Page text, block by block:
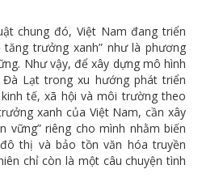
chung đó, Việt Nam đang triển
tăng trưởng xanh” như là phương
Như vậy, để xây dựng mô hình
Lạt trong xu hướng phát triển
tế, xã hội và môi trường theo
xanh của Việt Nam, cần xây
vững” riêng cho mình nhằm biến
thị và bảo tồn văn hóa truyền
chỉ còn là một câu chuyện tình